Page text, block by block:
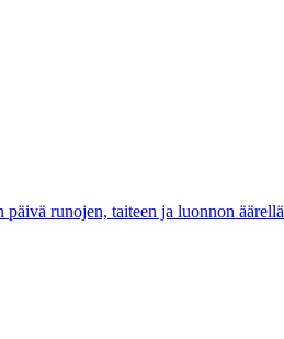
runojen, taiteen ja luonnon äärellä